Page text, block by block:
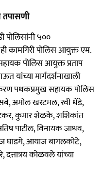
तपासणी
पोलिसांनी ५००
कामगिरी पोलिस आयुक्त एम.
पोलिस आयुक्त प्रताप
यांच्या मार्गदर्शनाखाली
पथकप्रमुख सहायक पोलिस
अमोल खरटमल, रवी धेंडे,
कुमार शेळके, शशिकांत
पाटील, विनायक जाधव,
घाडगे, आयाज बागलकोटे,
दत्तात्रय कोळवले यांच्या